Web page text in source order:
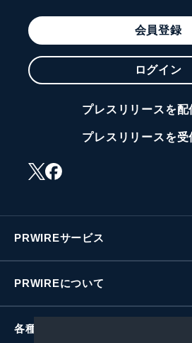
会員登録
ログイン
プレスリリースを配
プレスリリースを受
PRWIREサービス
PRWIREについて
各種お問い合わせ